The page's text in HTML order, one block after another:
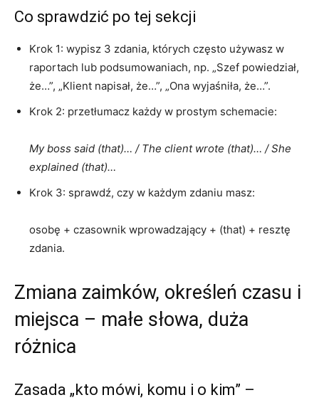
Co sprawdzić po tej sekcji
Krok 1: wypisz 3 zdania, których często używasz w
raportach lub podsumowaniach, np. „Szef powiedział,
że…”, „Klient napisał, że…”, „Ona wyjaśniła, że…”.
Krok 2: przetłumacz każdy w prostym schemacie:
My boss said (that)… / The client wrote (that)… / She
explained (that)…
Krok 3: sprawdź, czy w każdym zdaniu masz:
osobę + czasownik wprowadzający + (that) + resztę
zdania.
Zmiana zaimków, określeń czasu i
miejsca – małe słowa, duża
różnica
Zasada „kto mówi, komu i o kim” –